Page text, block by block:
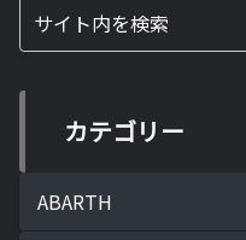
カテゴリー
ABARTH